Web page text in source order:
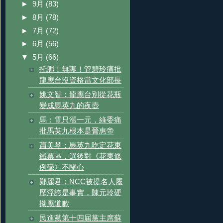
► 9月 (83)
► 8月 (78)
► 7月 (72)
► 6月 (56)
▼ 5月 (66)
托腮！無聊！管碧玲痛批
龍應台沒資格當文化部長
姚文智：龍應台別從花瓶
變成馬英九的夜壺
馬：電只漲一元，綠委痛
批馬英九根本是晉惠帝
蕭美琴：馬英九吃定花東
鐵票區，選後對《花東條
例毫》不關心
鄭麗君：NCC被提名人履
歷浮誇是事實，陳元玲硬
拗應道歉
民進黨第十四屆黨主席蘇